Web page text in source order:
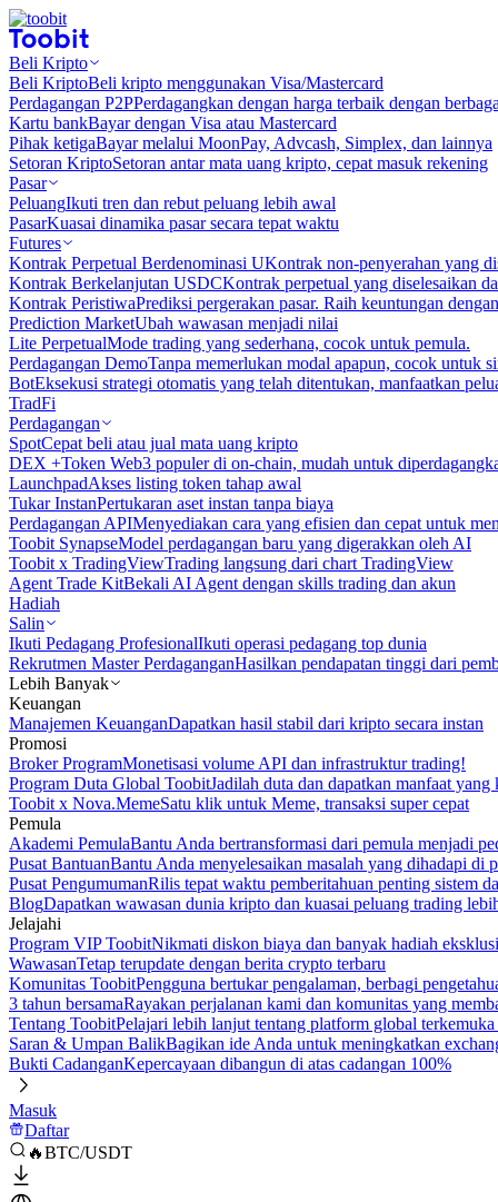
Beli Kripto
Beli KriptoBeli kripto menggunakan Visa/Mastercard
Perdagangan P2PPerdagangkan dengan harga terbaik dengan
Kartu bankBayar dengan Visa atau Mastercard
Pihak ketigaBayar melalui MoonPay, Advcash, Simplex, dan lainnya
Setoran KriptoSetoran antar mata uang kripto, cepat masuk rekening
Pasar
PeluangIkuti tren dan rebut peluang lebih awal
PasarKuasai dinamika pasar secara tepat waktu
Futures
Kontrak Perpetual Berdenominasi UKontrak non-penyerahan yang
Kontrak Berkelanjutan USDCKontrak perpetual yang diselesaikan
Kontrak PeristiwaPrediksi pergerakan pasar. Raih keuntungan
Prediction MarketUbah wawasan menjadi nilai
Lite PerpetualMode trading yang sederhana, cocok untuk pemula.
Perdagangan DemoTanpa memerlukan modal apapun, cocok untuk
BotEksekusi strategi otomatis yang telah ditentukan, manfaatkan
TradFi
Perdagangan
SpotCepat beli atau jual mata uang kripto
DEX +Token Web3 populer di on-chain, mudah untuk
LaunchpadAkses listing token tahap awal
Tukar InstanPertukaran aset instan tanpa biaya
Perdagangan APIMenyediakan cara yang efisien dan cepat untuk
Toobit SynapseModel perdagangan baru yang digerakkan oleh AI
Toobit x TradingViewTrading langsung dari chart TradingView
Agent Trade KitBekali AI Agent dengan skills trading dan akun
Hadiah
Salin
Ikuti Pedagang ProfesionalIkuti operasi pedagang top dunia
Rekrutmen Master PerdaganganHasilkan pendapatan tinggi dari
Lebih Banyak
Keuangan
Manajemen KeuanganDapatkan hasil stabil dari kripto secara instan
Promosi
Broker ProgramMonetisasi volume API dan infrastruktur trading!
Program Duta Global ToobitJadilah duta dan dapatkan manfaat
Toobit x Nova.MemeSatu klik untuk Meme, transaksi super cepat
Pemula
Akademi PemulaBantu Anda bertransformasi dari pemula menjadi
Pusat BantuanBantu Anda menyelesaikan masalah yang dihadapi di
Pusat PengumumanRilis tepat waktu pemberitahuan penting sistem
BlogDapatkan wawasan dunia kripto dan kuasai peluang trading
Jelajahi
Program VIP ToobitNikmati diskon biaya dan banyak hadiah
WawasanTetap terupdate dengan berita crypto terbaru
Komunitas ToobitPengguna bertukar pengalaman, berbagi
3 tahun bersamaRayakan perjalanan kami dan komunitas yang
Tentang ToobitPelajari lebih lanjut tentang platform global
Saran & Umpan BalikBagikan ide Anda untuk meningkatkan
Bukti CadanganKepercayaan dibangun di atas cadangan 100%
Masuk
Daftar
🔥BTC/USDT